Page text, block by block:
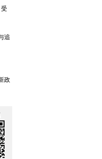
部长拱下台
商旅对话】华住集团
：不靠规模取胜，华
三大增长引擎是什么？
追
政